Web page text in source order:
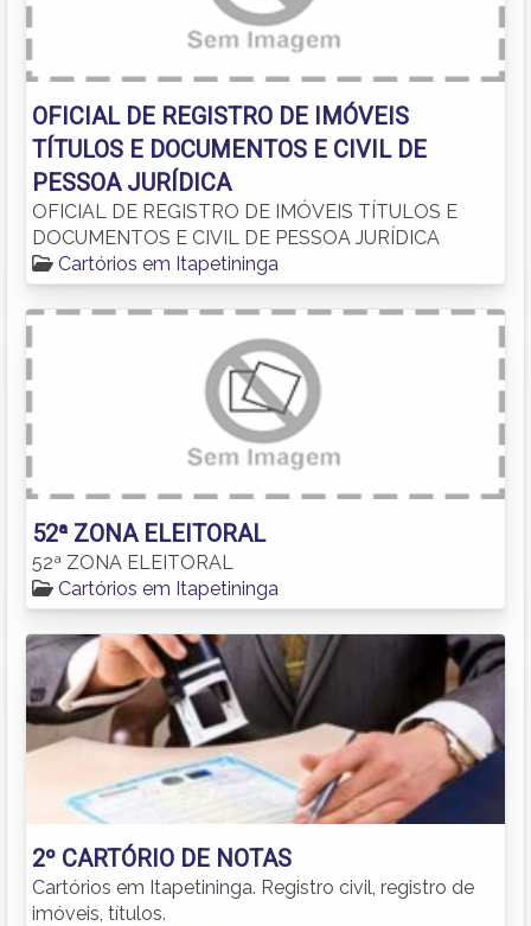
OFICIAL DE REGISTRO DE IMÓVEIS
TÍTULOS E DOCUMENTOS E CIVIL DE
PESSOA JURÍDICA
OFICIAL DE REGISTRO DE IMÓVEIS TÍTULOS E
DOCUMENTOS E CIVIL DE PESSOA JURÍDICA
Cartórios em Itapetininga
52ª ZONA ELEITORAL
52ª ZONA ELEITORAL
Cartórios em Itapetininga
2º CARTÓRIO DE NOTAS
Cartórios em Itapetininga. Registro civil, registro de
imóveis, títulos.